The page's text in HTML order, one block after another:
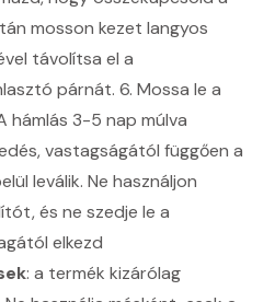
mosson kezet langyos
távolítsa el a
párnát. 6. Mossa le a
hámlás 3-5 nap múlva
vastagságától függően a
leválik. Ne használjon
és ne szedje le a
elkezd
: a termék kizárólag